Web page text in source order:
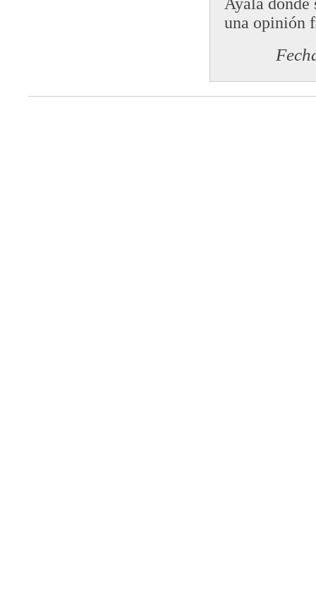
Ayala donde
una opinión